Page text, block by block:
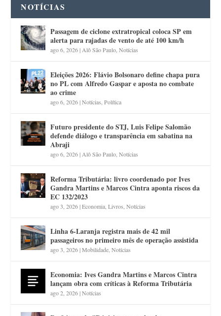
NOTÍCIAS
Passagem de ciclone extratropical coloca SP em
alerta para rajadas de vento de até 100 km/h
ago 6, 2026| Alô São Paulo ,Notícias
Eleições 2026: Flávio Bolsonaro define chapa pura
no PL com Alfredo Gaspar e aposta no combate
ao crime
ago 6, 2026|Notícias ,Política
Futuro presidente do STJ, Luis Felipe Salomão
defende diálogo e transparência em sabatina na
Abraji
ago 6, 2026| Alô São Paulo ,Notícias
Reforma Tributária: livro coordenado por Ives
Gandra Martins e Marcos Cintra aponta riscos da
EC 132/2023
ago 3, 2026|Economia ,Livros ,Notícias
Linha 6-Laranja registra mais de 42 mil
passageiros no primeiro mês de operação assistida
ago 3, 2026|Mobilidade ,Notícias
Economia: Ives Gandra Martins e Marcos Cintra
lançam obra com críticas à Reforma Tributária
ago 2, 2026|Notícias